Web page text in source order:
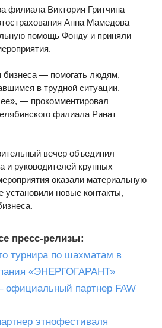
филиала Виктория Гритчина
Анна Мамедова
помощь Фонду и приняли
— помогать людям,
в трудной ситуации.
— прокомментировал
филиала Ринат
вечер объединил
и руководителей крупных
оказали материальную
новые контакты,
пресс-релизы:
турнира по шахматам в
«ЭНЕРГОГАРАНТ»
партнер FAW
этнофестиваля